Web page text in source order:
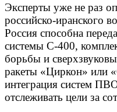
Эксперты уже не раз
российско-иранского
Россия способна
системы С-400,
борьбы и
ракеты «Циркон» или
интеграция систем
отслеживать цели за